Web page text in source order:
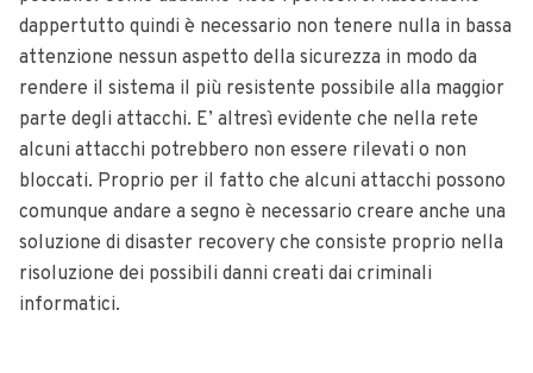
dappertutto quindi è necessario non tenere nulla in bassa
attenzione nessun aspetto della sicurezza in modo da
rendere il sistema il più resistente possibile alla maggior
parte degli attacchi. E’ altresì evidente che nella rete
alcuni attacchi potrebbero non essere rilevati o non
bloccati. Proprio per il fatto che alcuni attacchi possono
comunque andare a segno è necessario creare anche una
soluzione di disaster recovery che consiste proprio nella
risoluzione dei possibili danni creati dai criminali
informatici.